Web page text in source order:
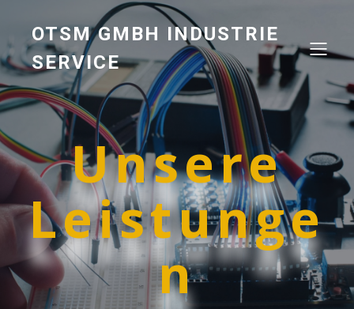
OTSM GMBH INDUSTRIE
SERVICE
Unsere
Leistunge
n